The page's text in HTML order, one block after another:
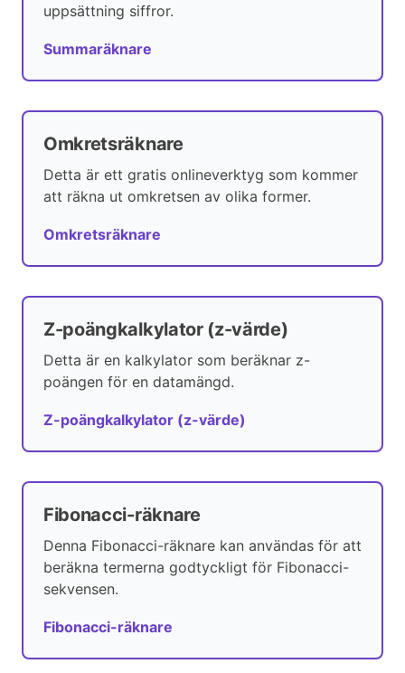
uppsättning siffror.
Summaräknare
Omkretsräknare
Detta är ett gratis onlineverktyg som kommer
att räkna ut omkretsen av olika former.
Omkretsräknare
Z-poängkalkylator (z-värde)
Detta är en kalkylator som beräknar z-
poängen för en datamängd.
Z-poängkalkylator (z-värde)
Fibonacci-räknare
Denna Fibonacci-räknare kan användas för att
beräkna termerna godtyckligt för Fibonacci-
sekvensen.
Fibonacci-räknare